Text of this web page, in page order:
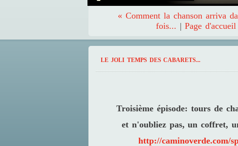
« Comment la chanson arriva
fois... |Page d'accueil
LE JOLI TEMPS DES CABARETS...
Troisième épisode: tours de
et n'oubliez pas, un coffret,
http://caminoverde.com/